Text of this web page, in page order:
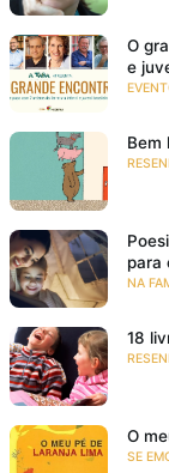
O
e
Bem
para
NA
18
O
SE